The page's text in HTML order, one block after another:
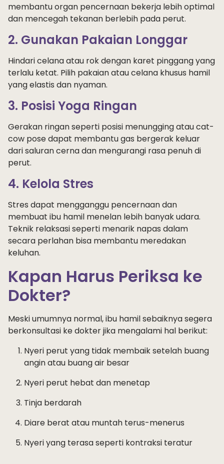
membantu organ pencernaan bekerja lebih optimal
dan mencegah tekanan berlebih pada perut.
2. Gunakan Pakaian Longgar
Hindari celana atau rok dengan karet pinggang yang
terlalu ketat. Pilih pakaian atau celana khusus hamil
yang elastis dan nyaman.
3. Posisi Yoga Ringan
Gerakan ringan seperti posisi menungging atau cat-
cow pose dapat membantu gas bergerak keluar
dari saluran cerna dan mengurangi rasa penuh di
perut.
4. Kelola Stres
Stres dapat mengganggu pencernaan dan
membuat ibu hamil menelan lebih banyak udara.
Teknik relaksasi seperti menarik napas dalam
secara perlahan bisa membantu meredakan
keluhan.
Kapan Harus Periksa ke
Dokter?
Meski umumnya normal, ibu hamil sebaiknya segera
berkonsultasi ke dokter jika mengalami hal berikut:
Nyeri perut yang tidak membaik setelah buang
angin atau buang air besar
Nyeri perut hebat dan menetap
Tinja berdarah
Diare berat atau muntah terus-menerus
Nyeri yang terasa seperti kontraksi teratur